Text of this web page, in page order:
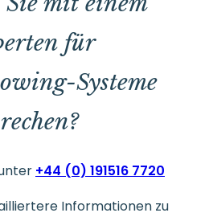
für
Systeme
+44 (0) 191516 7720
Informationen zu